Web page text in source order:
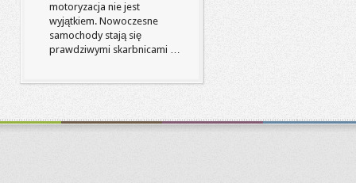
motoryzacja nie jest
wyjątkiem. Nowoczesne
samochody stają się
prawdziwymi skarbnicami …